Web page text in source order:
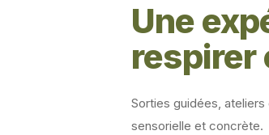
Une
respirer
Sorties guidées,
sensorielle et concrète.